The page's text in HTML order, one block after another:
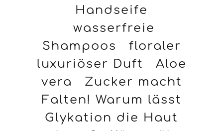
Handseife
wasserfreie
Shampoos
floraler
luxuriöser Duft
Aloe
vera
Zucker macht
Falten! Warum lässt
Glykation die Haut